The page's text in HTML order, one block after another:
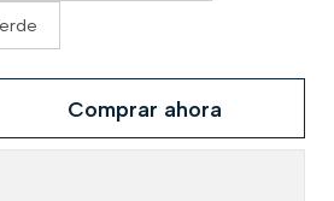
Comprar ahora